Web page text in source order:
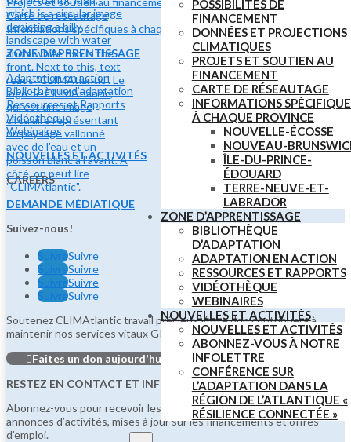
POSSIBILITÉS DE
FINANCEMENT
DONNÉES ET PROJECTIONS
CLIMATIQUES
PROJETS ET SOUTIEN AU
FINANCEMENT
CARTE DE RÉSEAUTAGE
INFORMATIONS
À CHAQUE PROVINCE
NOUVELLE-ÉCOSSE
NOUVEAU-
ÎLE-DU-PRINCE-
ÉDOUARD
TERRE-NEUVE-ET-
LABRADOR
ZONE D’APPRENTISSAGE
BIBLIOTHÈQUE
D’ADAPTATION
ADAPTATION EN ACTION
RESSOURCES ET RAPPORTS
VIDÉOTHÈQUE
WEBINAIRES
NOUVELLES ET ACTIVITÉS
NOUVELLES ET ACTIVITÉS
ABONNEZ-VOUS À NOTRE
INFOLETTRE
CONFÉRENCE SUR
L’ADAPTATION DANS LA
RÉGION DE L’ATLANTIQUE «
RÉSILIENCE CONNECTÉE »
Carte de réseautage
Informations spécifiques à chaque province
ZONE D’APPRENTISSAGE
Adaptation en action
Bibliothèque d’adaptation
Ressources et Rapports
Vidéothèque
Webinaires
NOUVELLES ET ACTIVITÉS
CAREERS
DEMANDE MÉDIATIQUE
Suivez-nous!
SuivreSuivre
SuivreSuivre
SuivreSuivre
SuivreSuivre
Soutenez CLIMAtlantic travail précieux.Votre don contribuera à
maintenir nos services vitaux GRATUITS pour tous.
Faites un don aujourd'hui
RESTEZ EN CONTACT ET INFORMÉ!
Abonnez-vous pour recevoir les dernières nouvelles, ressources,
annonces d’activités, mises à jour sur les financements et offres
d’emploi.